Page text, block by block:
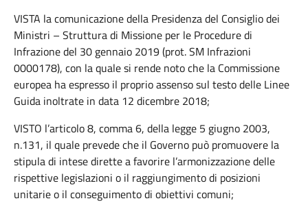
VISTA la comunicazione della Presidenza del Consiglio dei
Ministri – Struttura di Missione per le Procedure di
Infrazione del 30 gennaio 2019 (prot. SM Infrazioni
0000178), con la quale si rende noto che la Commissione
europea ha espresso il proprio assenso sul testo delle Linee
Guida inoltrate in data 12 dicembre 2018;
VISTO l’articolo 8, comma 6, della legge 5 giugno 2003,
n.131, il quale prevede che il Governo può promuovere la
stipula di intese dirette a favorire l’armonizzazione delle
rispettive legislazioni o il raggiungimento di posizioni
unitarie o il conseguimento di obiettivi comuni;